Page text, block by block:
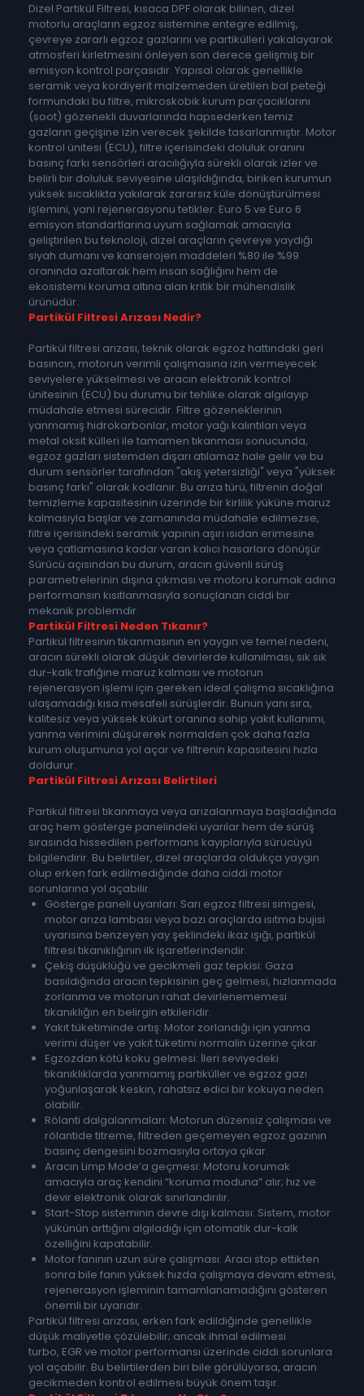
Dizel Partikül Filtresi, kısaca DPF olarak bilinen, dizel
motorlu araçların egzoz sistemine entegre edilmiş,
çevreye zararlı egzoz gazlarını ve partikülleri yakalayarak
atmosferi kirletmesini önleyen son derece gelişmiş bir
emisyon kontrol parçasıdır. Yapısal olarak genellikle
seramik veya kordiyerit malzemeden üretilen bal peteği
formundaki bu filtre, mikroskobik kurum parçacıklarını
(soot) gözenekli duvarlarında hapsederken temiz
gazların geçişine izin verecek şekilde tasarlanmıştır. Motor
kontrol ünitesi (ECU), filtre içerisindeki doluluk oranını
basınç farkı sensörleri aracılığıyla sürekli olarak izler ve
belirli bir doluluk seviyesine ulaşıldığında, biriken kurumun
yüksek sıcaklıkta yakılarak zararsız küle dönüştürülmesi
işlemini, yani rejenerasyonu tetikler. Euro 5 ve Euro 6
emisyon standartlarına uyum sağlamak amacıyla
geliştirilen bu teknoloji, dizel araçların çevreye yaydığı
siyah dumanı ve kanserojen maddeleri %80 ile %99
oranında azaltarak hem insan sağlığını hem de
ekosistemi koruma altına alan kritik bir mühendislik
ürünüdür.
Partikül Filtresi Arızası Nedir?
Partikül filtresi arızası, teknik olarak egzoz hattındaki geri
basıncın, motorun verimli çalışmasına izin vermeyecek
seviyelere yükselmesi ve aracın elektronik kontrol
ünitesinin (ECU) bu durumu bir tehlike olarak algılayıp
müdahale etmesi sürecidir. Filtre gözeneklerinin
yanmamış hidrokarbonlar, motor yağı kalıntıları veya
metal oksit külleri ile tamamen tıkanması sonucunda,
egzoz gazları sistemden dışarı atılamaz hale gelir ve bu
durum sensörler tarafından "akış yetersizliği" veya "yüksek
basınç farkı" olarak kodlanır. Bu arıza türü, filtrenin doğal
temizleme kapasitesinin üzerinde bir kirlilik yüküne maruz
kalmasıyla başlar ve zamanında müdahale edilmezse,
filtre içerisindeki seramik yapının aşırı ısıdan erimesine
veya çatlamasına kadar varan kalıcı hasarlara dönüşür.
Sürücü açısından bu durum, aracın güvenli sürüş
parametrelerinin dışına çıkması ve motoru korumak adına
performansın kısıtlanmasıyla sonuçlanan ciddi bir
mekanik problemdir.
Partikül Filtresi Neden Tıkanır?
Partikül filtresinin tıkanmasının en yaygın ve temel nedeni,
aracın sürekli olarak düşük devirlerde kullanılması, sık sık
dur-kalk trafiğine maruz kalması ve motorun
rejenerasyon işlemi için gereken ideal çalışma sıcaklığına
ulaşamadığı kısa mesafeli sürüşlerdir. Bunun yanı sıra,
kalitesiz veya yüksek kükürt oranına sahip yakıt kullanımı,
yanma verimini düşürerek normalden çok daha fazla
kurum oluşumuna yol açar ve filtrenin kapasitesini hızla
doldurur.
Partikül Filtresi Arızası Belirtileri
Partikül filtresi tıkanmaya veya arızalanmaya başladığında
araç hem gösterge panelindeki uyarılar hem de sürüş
sırasında hissedilen performans kayıplarıyla sürücüyü
bilgilendirir. Bu belirtiler, dizel araçlarda oldukça yaygın
olup erken fark edilmediğinde daha ciddi motor
sorunlarına yol açabilir.
Gösterge paneli uyarıları: Sarı egzoz filtresi simgesi,
motor arıza lambası veya bazı araçlarda ısıtma bujisi
uyarısına benzeyen yay şeklindeki ikaz ışığı, partikül
filtresi tıkanıklığının ilk işaretlerindendir.
Çekiş düşüklüğü ve gecikmeli gaz tepkisi: Gaza
basıldığında aracın tepkisinin geç gelmesi, hızlanmada
zorlanma ve motorun rahat devirlenememesi
tıkanıklığın en belirgin etkileridir.
Yakıt tüketiminde artış: Motor zorlandığı için yanma
verimi düşer ve yakıt tüketimi normalin üzerine çıkar.
Egzozdan kötü koku gelmesi: İleri seviyedeki
tıkanıklıklarda yanmamış partiküller ve egzoz gazı
yoğunlaşarak keskin, rahatsız edici bir kokuya neden
olabilir.
Rölanti dalgalanmaları: Motorun düzensiz çalışması ve
rölantide titreme, filtreden geçemeyen egzoz gazının
basınç dengesini bozmasıyla ortaya çıkar.
Aracın Limp Mode’a geçmesi: Motoru korumak
amacıyla araç kendini “koruma moduna” alır; hız ve
devir elektronik olarak sınırlandırılır.
Start-Stop sisteminin devre dışı kalması: Sistem, motor
yükünün arttığını algıladığı için otomatik dur-kalk
özelliğini kapatabilir.
Motor fanının uzun süre çalışması: Aracı stop ettikten
sonra bile fanın yüksek hızda çalışmaya devam etmesi,
rejenerasyon işleminin tamamlanamadığını gösteren
önemli bir uyarıdır.
Partikül filtresi arızası, erken fark edildiğinde genellikle
düşük maliyetle çözülebilir; ancak ihmal edilmesi
turbo, EGR ve motor performansı üzerinde ciddi sorunlara
yol açabilir. Bu belirtilerden biri bile görülüyorsa, aracın
gecikmeden kontrol edilmesi büyük önem taşır.